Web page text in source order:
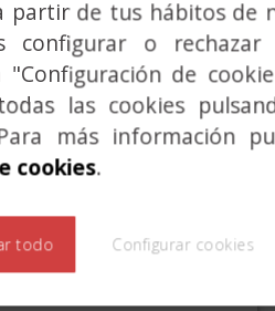
de protección para
cilindro y
partir de tus hábitos de
configurar o rechazar
"Configuración de
las cookies
más información
cookies.
todo Configurar cookies